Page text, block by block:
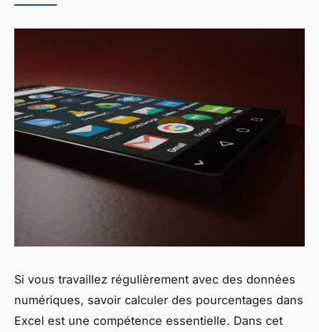
Si vous travaillez régulièrement avec des données
numériques, savoir calculer des pourcentages dans
Excel est une compétence essentielle. Dans cet